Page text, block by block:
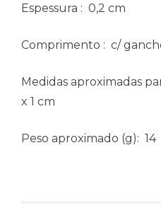
Espessura : 0,2 cm
Comprimento : c/
Medidas aproximadas
x 1 cm
Peso aproximado (g): 14